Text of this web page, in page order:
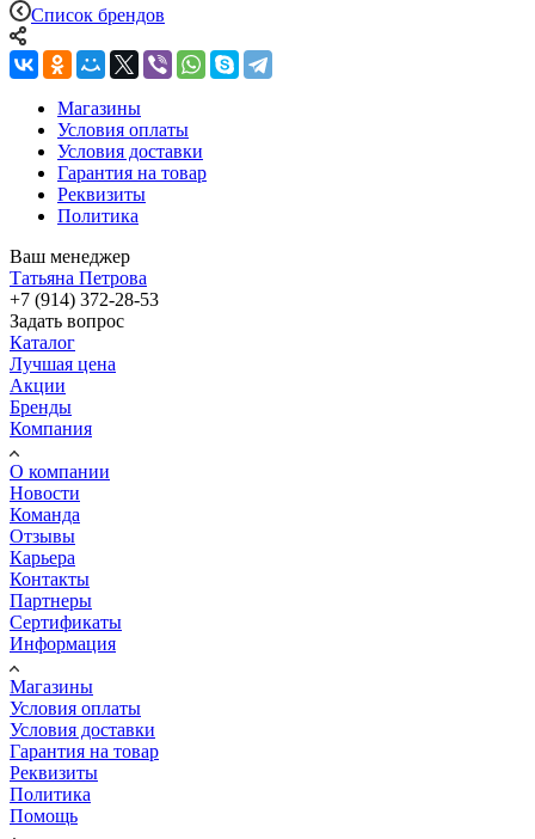
Список брендов
Магазины
Условия оплаты
Условия доставки
Гарантия на товар
Реквизиты
Политика
Ваш менеджер
Татьяна Петрова
+7 (914) 372-28-53
Задать вопрос
Каталог
Лучшая цена
Акции
Бренды
Компания
О компании
Новости
Команда
Отзывы
Карьера
Контакты
Партнеры
Сертификаты
Информация
Магазины
Условия оплаты
Условия доставки
Гарантия на товар
Реквизиты
Политика
Помощь